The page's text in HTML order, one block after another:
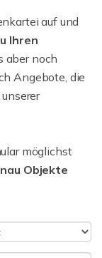
auf und
Ihren
aber noch
Angebote, die
möglichst
Objekte